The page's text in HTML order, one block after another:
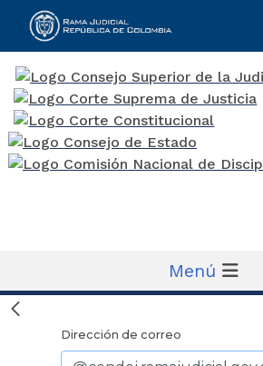
Rama Judicial
Menú
Dirección de correo